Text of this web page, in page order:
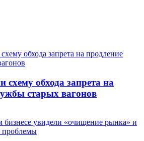
обхода запрета на
старых вагонов